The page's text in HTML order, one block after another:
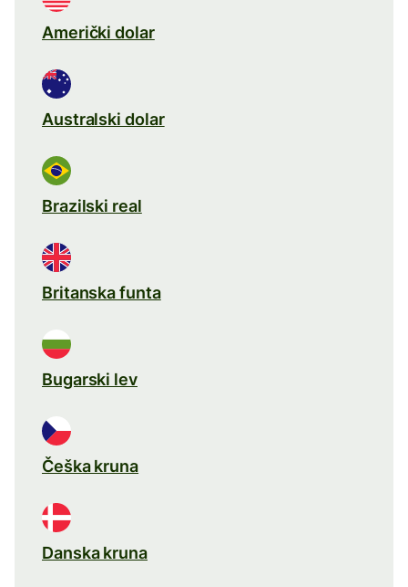
Američki dolar
Australski dolar
Brazilski real
Britanska funta
Bugarski lev
Češka kruna
Danska kruna